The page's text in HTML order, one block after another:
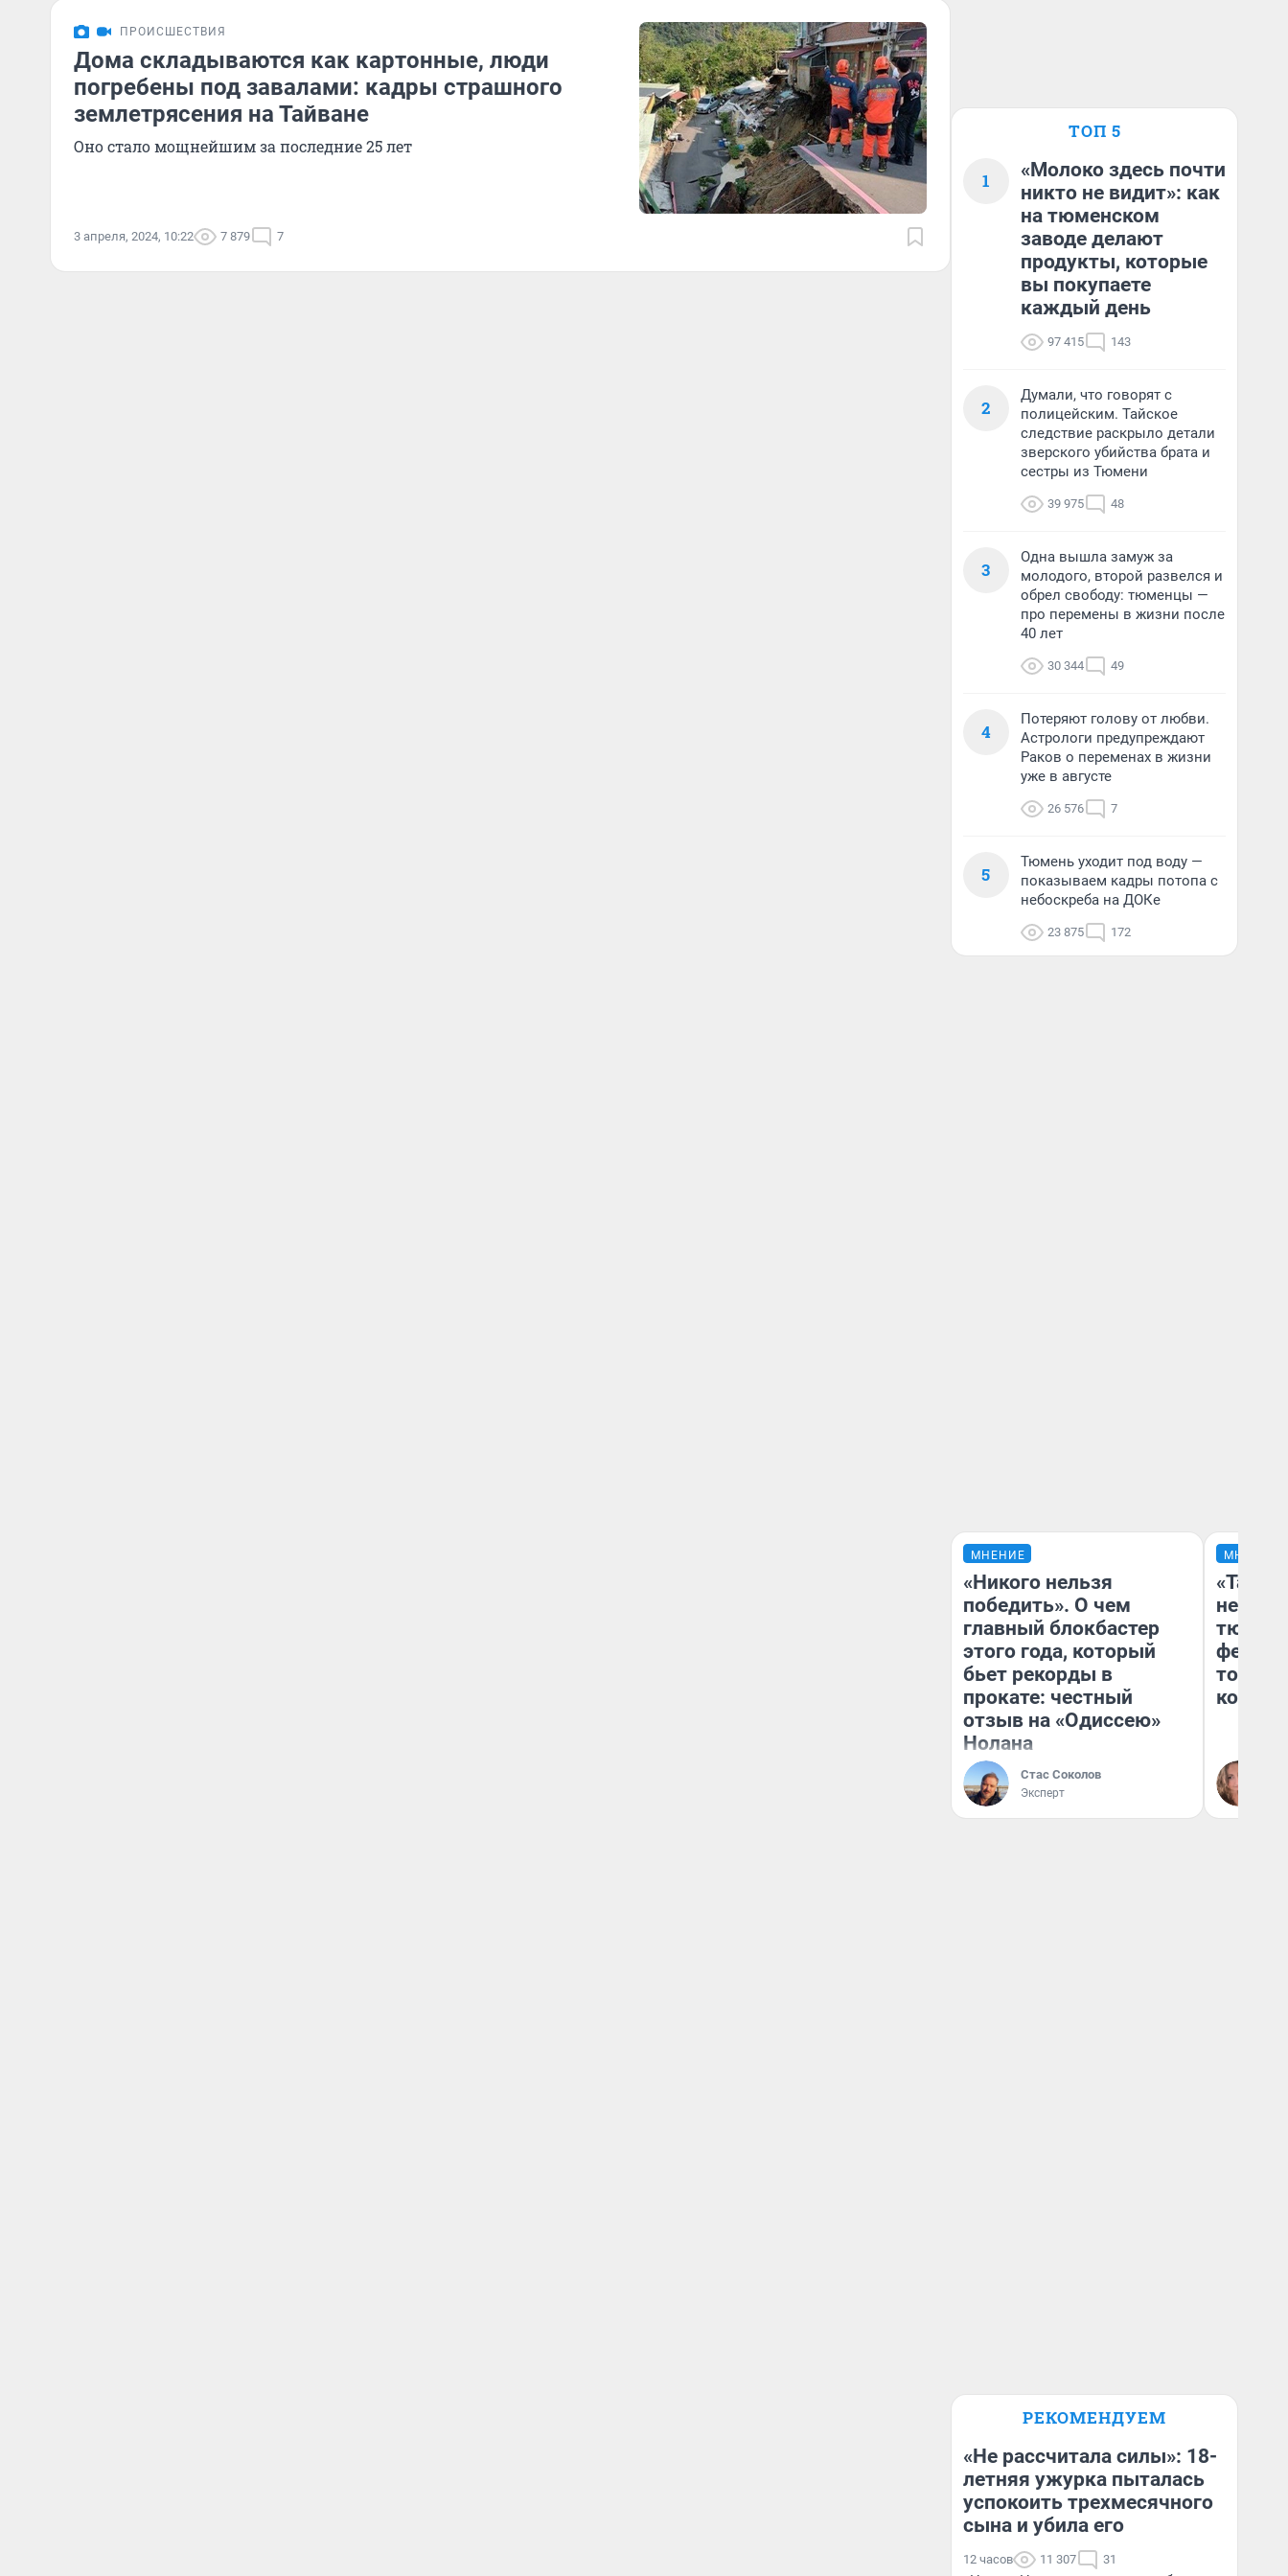
ПРОИСШЕСТВИЯ
Дома складываются как картонные, люди
погребены под завалами: кадры страшного
землетрясения на Тайване
Оно стало мощнейшим за последние 25 лет
3 апреля, 2024, 10:22 7 879 7
ТОП 5
1
«Молоко здесь почти
никто не видит»: как
на тюменском
заводе делают
продукты, которые
вы покупаете
каждый день
97 415 143
2
Думали, что говорят с
полицейским. Тайское
следствие раскрыло детали
зверского убийства брата и
сестры из Тюмени
39 975 48
3
Одна вышла замуж за
молодого, второй развелся и
обрел свободу: тюменцы —
про перемены в жизни после
40 лет
30 344 49
4
Потеряют голову от любви.
Астрологи предупреждают
Раков о переменах в жизни
уже в августе
26 576 7
5
Тюмень уходит под воду —
показываем кадры потопа с
небоскреба на ДОКе
23 875 172
МНЕНИЕ
«Никого нельзя
победить». О чем
главный блокбастер
этого года, который
бьет рекорды в
прокате: честный
отзыв на «Одиссею»
Нолана
Стас Соколов
Эксперт
МНЕНИЕ
не
РЕКОМЕНДУЕМ
«Не рассчитала силы»: 18-
летняя ужурка пыталась
успокоить трехмесячного
сына и убила его
12 часов 11 307 31